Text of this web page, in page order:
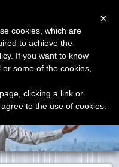
A. Sessa
ed elettronici
×
cookies, which are
to achieve the
If you want to know
some of the cookies,
clicking a link or
to the use of cookies.